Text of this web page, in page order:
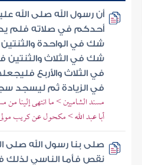
أن رسول الله صلى الله
أحدكم في صلاته فلم
شك في الواحدة
شك في الثلاث والثنتين
في الثلاث والأربع
في الزيادة ثم ليسجد
مسند الشاميين > ما انتهى إلينا
أبا عبد الله > مكحول عن كريب
صلى بنا رسول الله صلى
نقص فأما الناسي لذلك